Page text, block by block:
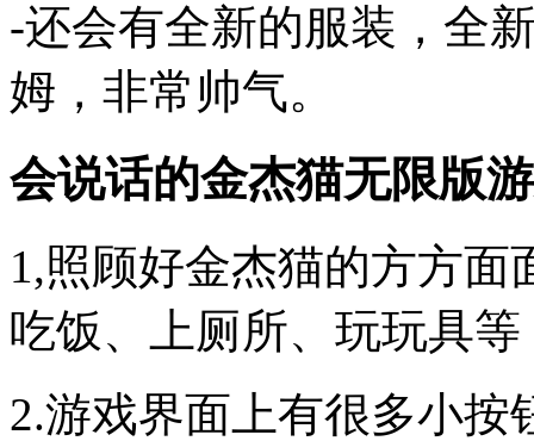
-还会有全新的服装，全
姆，非常帅气。
会说话的金杰猫无限版
1,照顾好金杰猫的方方
吃饭、上厕所、玩玩具
2.游戏界面上有很多小